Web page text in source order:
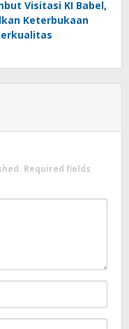
Visitasi KI Babel,
Keterbukaan
Required fields